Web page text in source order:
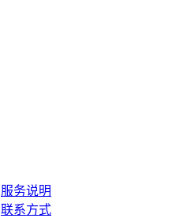
服务说明
联系方式